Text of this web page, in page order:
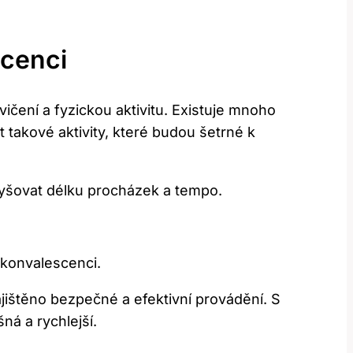
a fyzickou aktivitu. Existuje mnoho
takové aktivity, které budou šetrné k
délku procházek a tempo.
bezpečné a efektivní provádění. S
a rychlejší.